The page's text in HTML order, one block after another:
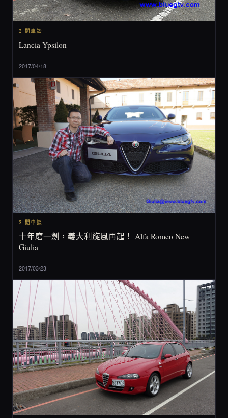
3 閒車談
Lancia Ypsilon
2017/04/18
3 閒車談
十年磨一劍，義大利旋風再起！ Alfa Romeo New
Giulia
2017/03/23